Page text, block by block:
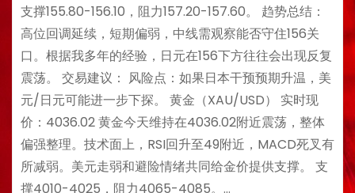
支撑155.80-156.10，阻力157.20-157.60。 趋势总结：
高位回调延续，短期偏弱，中线需观察能否守住156关
口。根据我多年的经验，日元在156下方往往会出现反复
震荡。 交易建议： 风险点：如果日本干预预期升温，美
元/日元可能进一步下探。 黄金（XAU/USD） 实时现
价：4036.02 黄金今天维持在4036.02附近震荡，整体
偏强整理。技术面上，RSI回升至49附近，MACD死叉有
所减弱。美元走弱和避险情绪共同给金价提供支撑。 支
撑4010-4025，阻力4065-4085。…